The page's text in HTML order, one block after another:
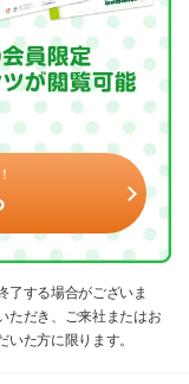
する場合がございま
ただき、ご来社またはお
た方に限ります。